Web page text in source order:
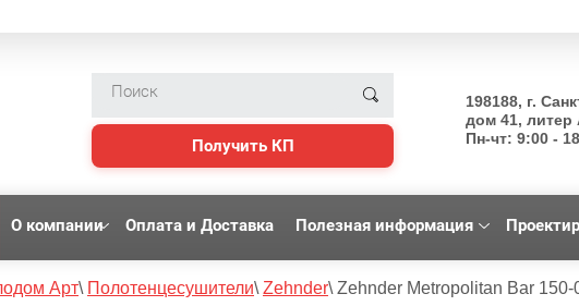
Получить КП
198188, г.
дом 41,
Пн-чт: 9:00 -
О компании Оплата и Доставка Полезная информация
Арт\ Полотенцесушители\ Zehnder\ Zehnder Metropolitan Bar